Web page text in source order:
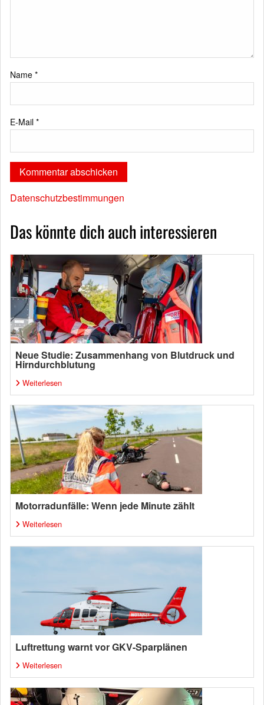
Name *
E-Mail *
Datenschutzbestimmungen
Das könnte dich auch interessieren
Neue Studie: Zusammenhang von Blutdruck und
Hirndurchblutung
Weiterlesen
Motorradunfälle: Wenn jede Minute zählt
Weiterlesen
Luftrettung warnt vor GKV-Sparplänen
Weiterlesen